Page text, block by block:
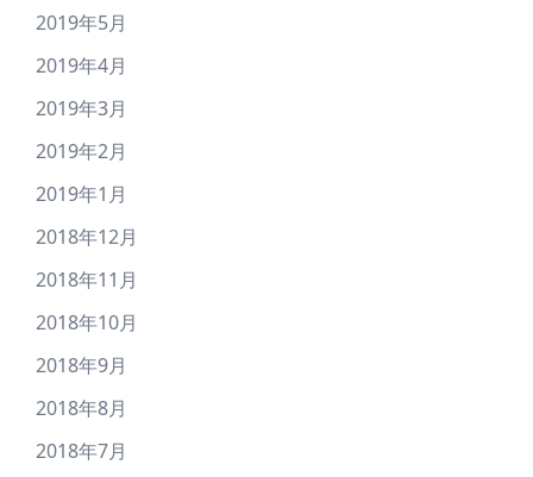
2019年5月
2019年4月
2019年3月
2019年2月
2019年1月
2018年12月
2018年11月
2018年10月
2018年9月
2018年8月
2018年7月